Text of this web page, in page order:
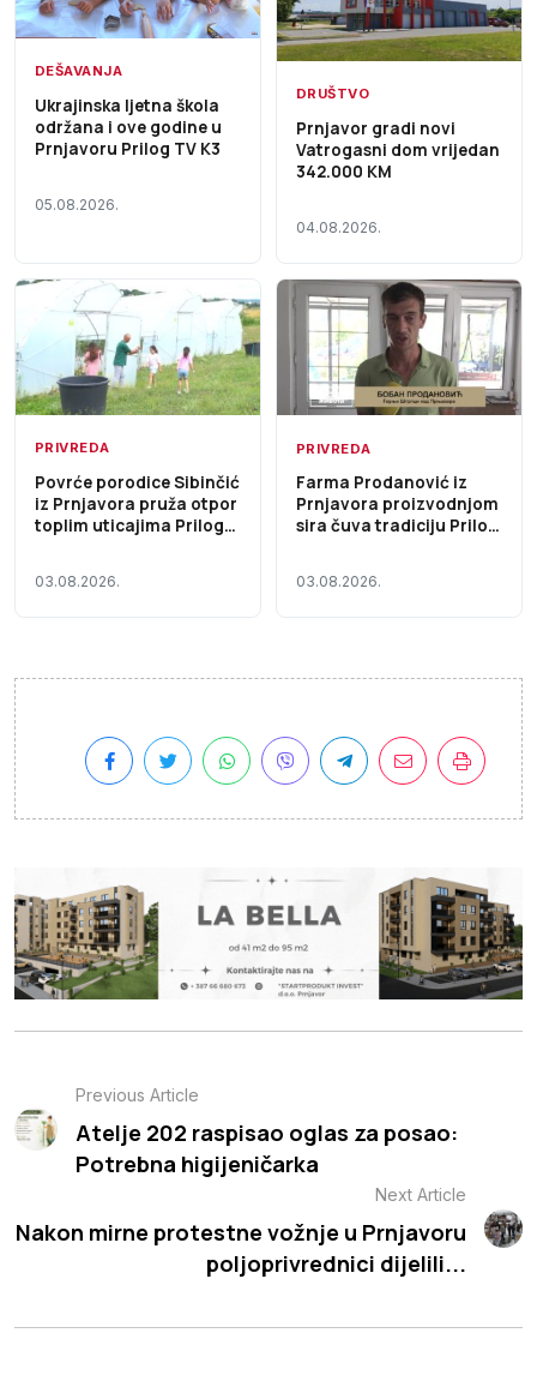
DEŠAVANJA
Ukrajinska ljetna škola
održana i ove godine u
Prnjavoru Prilog TV K3
05.08.2026.
DRUŠTVO
Prnjavor gradi novi
Vatrogasni dom vrijedan
342.000 KM
04.08.2026.
PRIVREDA
Povrće porodice Sibinčić
iz Prnjavora pruža otpor
toplim uticajima Prilog
03.08.2026.
PRIVREDA
Farma Prodanović iz
Prnjavora proizvodnjom
sira čuva tradiciju Prilog
03.08.2026.
Previous Article
Atelje 202 raspisao oglas za posao:
Potrebna higijeničarka
Next Article
Nakon mirne protestne vožnje u Prnjavoru
poljoprivrednici dijelili...